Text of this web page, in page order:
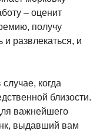
– оценит
получу
и развлекаться, и
когда
близости.
важнейшего
выдавший вам